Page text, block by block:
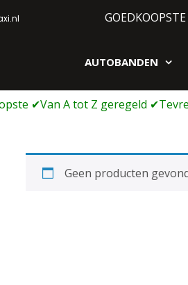
AUTOBANDEN
Geen producten